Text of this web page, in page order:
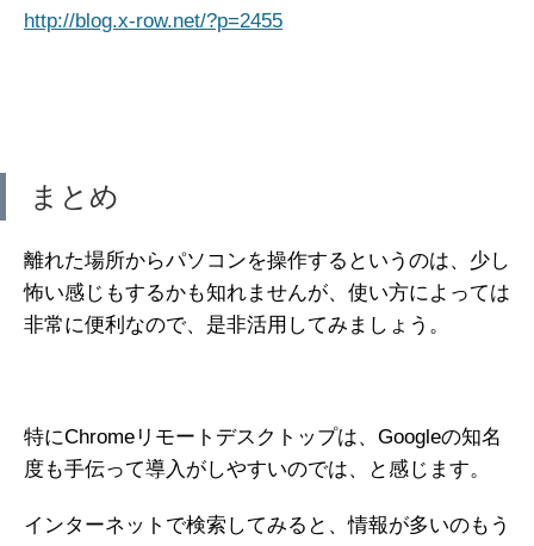
http://blog.x-row.net/?p=2455
まとめ
離れた場所からパソコンを操作するというのは、少し
怖い感じもするかも知れませんが、使い方によっては
非常に便利なので、是非活用してみましょう。
特にChromeリモートデスクトップは、Googleの知名
度も手伝って導入がしやすいのでは、と感じます。
インターネットで検索してみると、情報が多いのもう